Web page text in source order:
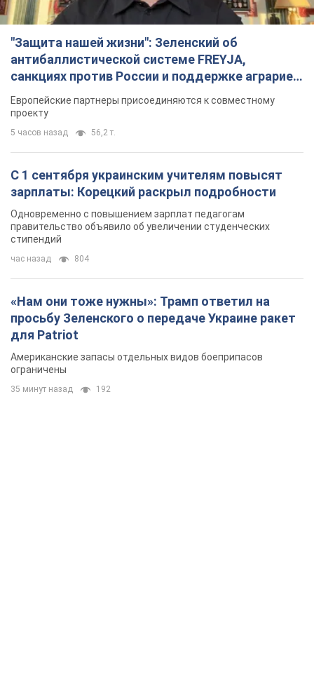
"Защита нашей жизни": Зеленский об
антибаллистической системе FREYJA,
санкциях против России и поддержке аграриев.
Видео
Европейские партнеры присоединяются к совместному
проекту
5 часов назад 56,2 т.
С 1 сентября украинским учителям повысят
зарплаты: Корецкий раскрыл подробности
Одновременно с повышением зарплат педагогам
правительство объявило об увеличении студенческих
стипендий
час назад 804
«Нам они тоже нужны»: Трамп ответил на
просьбу Зеленского о передаче Украине ракет
для Patriot
Американские запасы отдельных видов боеприпасов
ограничены
35 минут назад 192